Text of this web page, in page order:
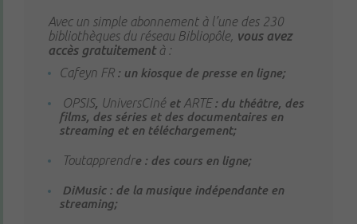
Avec un simple abonnement à l’une des 230
bibliothèques du réseau Bibliopôle, vous avez
accès gratuitementà :
Cafeyn FR: un kiosque de presse en ligne;
OPSIS, UniversCinéet ARTE: du théâtre, des
films, des séries et des documentaires en
streaming et en téléchargement;
Toutapprendre : des cours en ligne;
DiMusic : de la musique indépendante en
streaming;